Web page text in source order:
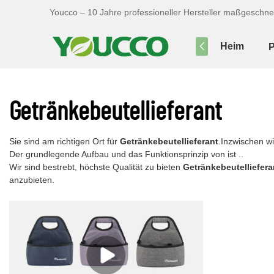
Youcco – 10 Jahre professioneller Hersteller
Heim
Getränkebeutellieferant
Sie sind am richtigen Ort für Getränkebeutellieferant.Inzwischen
Der grundlegende Aufbau und das Funktionsprinzip von ist ..
Wir sind bestrebt, höchste Qualität zu bieten
anzubieten.